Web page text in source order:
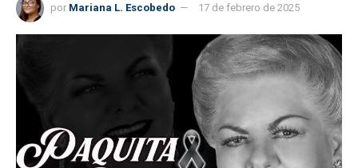
por Mariana L. Escobedo 17 de febrero de 2025